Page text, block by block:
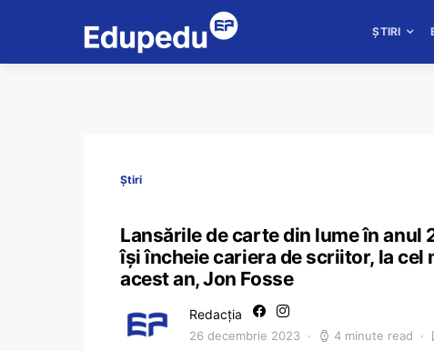
ȘTIRI
Știri
Lansările de carte din lume în anul
își încheie cariera de scriitor, la cel
acest an, Jon Fosse
Redacția
26 decembrie 2023 4 minute read